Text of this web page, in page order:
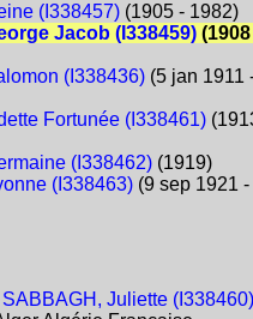
(I338457)(1905 - 1982)
Jacob (I338459)(1908
(I338436)(5 jan 1911
Fortunée (I338461)
(I338462)(1919)
(I338463)(9 sep 1921 -
SABBAGH, Juliette (I338460)